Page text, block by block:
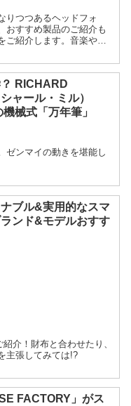
りつつあるヘッドフォ
おすすめ製品のご紹介も
ご紹介します。音楽や動
RICHARD
ャール・ミル）
械式「万年筆」
ゼンマイの動きを堪能し
ブル&実用的なスマ
ンド&モデルおすす
介！財布と合わせたり、
主張してみては!?
FACTORY」がス